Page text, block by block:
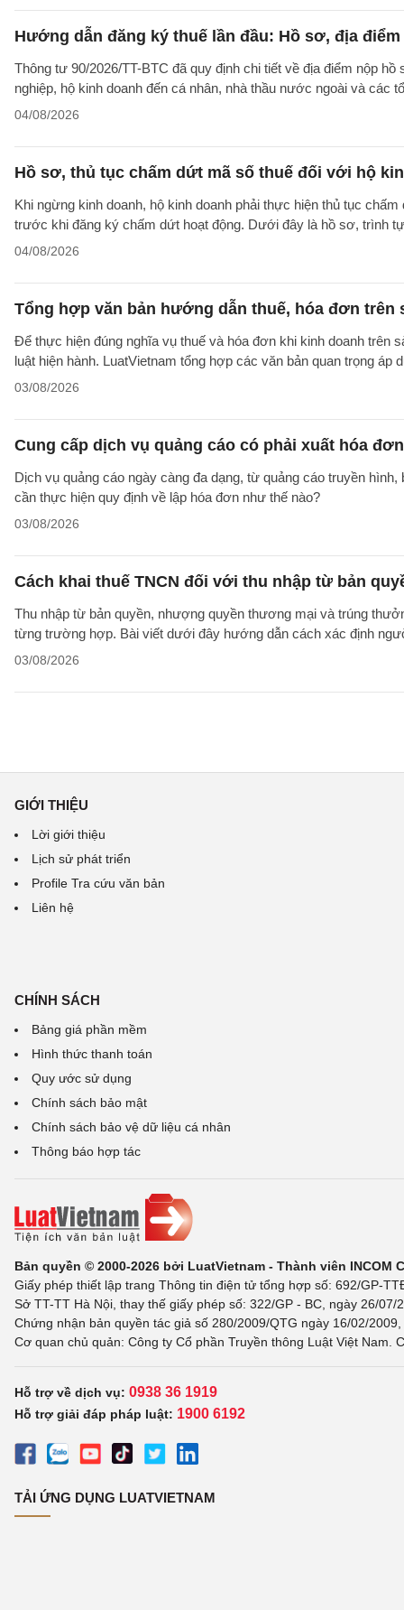
Hướng dẫn đăng ký thuế lần đầu: Hồ sơ, địa
Thông tư 90/2026/TT-BTC đã quy định chi tiết về địa điểm nộp
nghiệp, hộ kinh doanh đến cá nhân, nhà thầu nước ngoài và các
04/08/2026
Hồ sơ, thủ tục chấm dứt mã số thuế đối với hộ
Khi ngừng kinh doanh, hộ kinh doanh phải thực hiện thủ tục
trước khi đăng ký chấm dứt hoạt động. Dưới đây là hồ sơ, trình
04/08/2026
Tổng hợp văn bản hướng dẫn thuế, hóa đơn trên
Để thực hiện đúng nghĩa vụ thuế và hóa đơn khi kinh doanh trên
luật hiện hành. LuatVietnam tổng hợp các văn bản quan trọng áp
03/08/2026
Cung cấp dịch vụ quảng cáo có phải xuất hóa
Dịch vụ quảng cáo ngày càng đa dạng, từ quảng cáo truyền
cần thực hiện quy định về lập hóa đơn như thế nào?
03/08/2026
Cách khai thuế TNCN đối với thu nhập từ bản
Thu nhập từ bản quyền, nhượng quyền thương mại và trúng
từng trường hợp. Bài viết dưới đây hướng dẫn cách xác định
03/08/2026
GIỚI THIỆU
Lời giới thiệu
Lịch sử phát triển
Profile Tra cứu văn bản
Liên hệ
CHÍNH SÁCH
Bảng giá phần mềm
Hình thức thanh toán
Quy ước sử dụng
Chính sách bảo mật
Chính sách bảo vệ dữ liệu cá nhân
Thông báo hợp tác
Bản quyền © 2000-2026 bởi LuatVietnam - Thành viên INCOM
Giấy phép thiết lập trang Thông tin điện tử tổng hợp số: 692/GP-
Sở TT-TT Hà Nội, thay thế giấy phép số: 322/GP - BC, ngày 26/
Chứng nhận bản quyền tác giả số 280/2009/QTG ngày 16/02/
Cơ quan chủ quản: Công ty Cổ phần Truyền thông Luật Việt Nam.
Hỗ trợ về dịch vụ: 0938 36 1919
Hỗ trợ giải đáp pháp luật: 1900 6192
TẢI ỨNG DỤNG LUATVIETNAM